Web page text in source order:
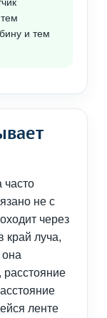
и тем
часто
не с
через
край луча,
расстояние
ленте